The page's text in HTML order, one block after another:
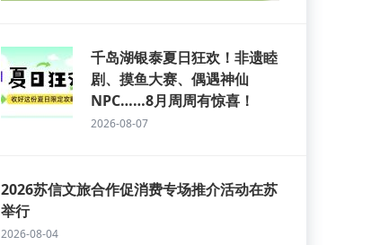
千岛湖银泰夏日狂欢！非遗睦
剧、摸鱼大赛、偶遇神仙
NPC……8月周周有惊喜！
2026-08-07
2026苏信文旅合作促消费专场推介活动在苏
举行
2026-08-04